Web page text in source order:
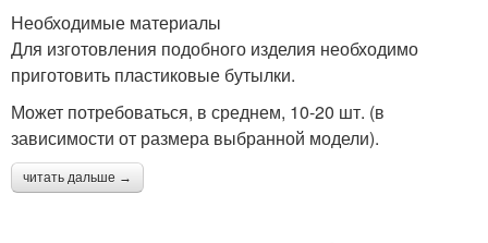
Необходимые материалы
Для изготовления подобного изделия необходимо
приготовить пластиковые бутылки.
Может потребоваться, в среднем, 10-20 шт. (в
зависимости от размера выбранной модели).
читать дальше →